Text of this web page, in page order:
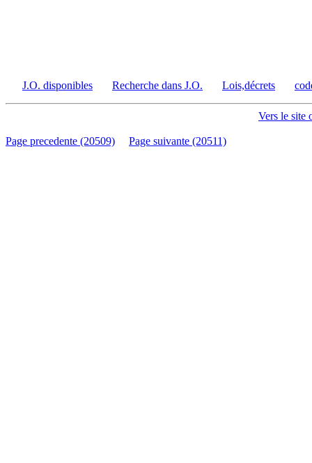
J.O. disponibles Recherche dans J.O. Lois,décrets
Vers le site
Page precedente (20509) Page suivante (20511)